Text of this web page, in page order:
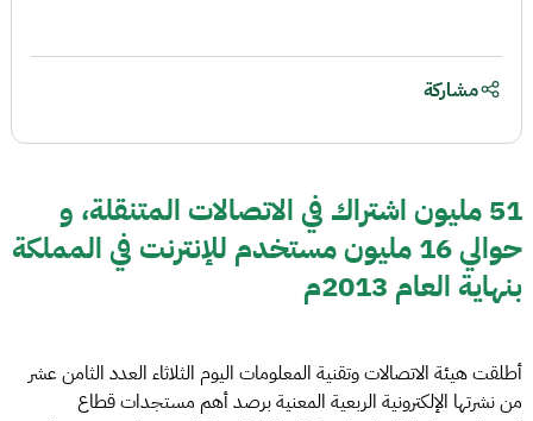
51 مليون اشتراك في الاتصالات المتنقلة، و
حوالي 16 مليون مستخدم للإنترنت في المملكة
بنهاية العام 2013م
أطلقت هيئة الاتصالات وتقنية المعلومات اليوم الثلاثاء العدد الثامن عشر
من نشرتها الإلكترونية الربعية المعنية برصد أهم مستجدات قطاع
مشاركة